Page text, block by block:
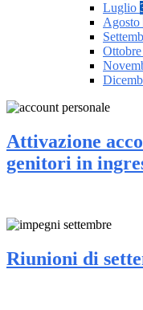
Luglio
Agosto
Ottobre
Attivazione
genitori in
Riunioni di